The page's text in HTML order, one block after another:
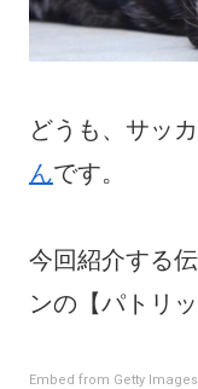
どうも、サッ
んです。
今回紹介する
ンの【パトリ
Embed from Getty Images